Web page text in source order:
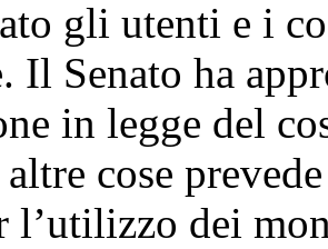
gli utenti e i
Il Senato ha
in legge del
cose
l’utilizzo dei